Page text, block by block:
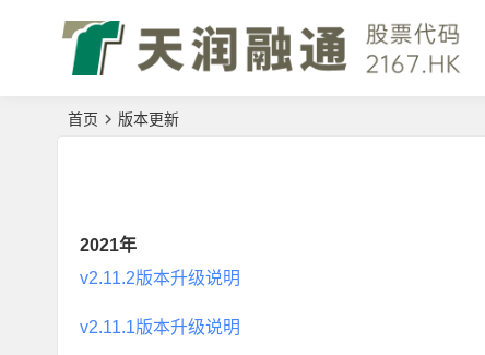
首页 版本更新
2021年
v2.11.2版本升级说明
v2.11.1版本升级说明